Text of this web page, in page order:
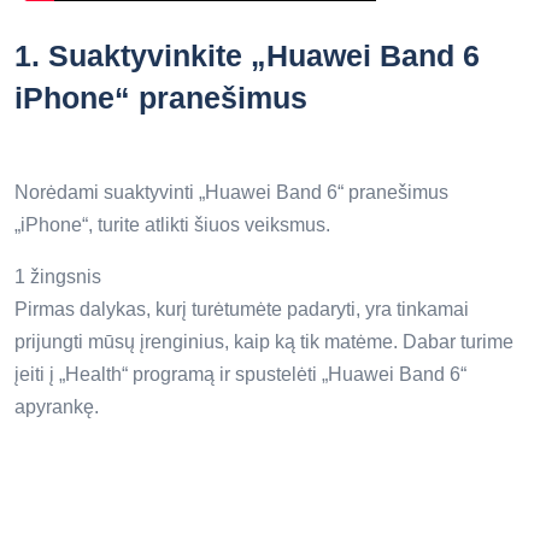
1. Suaktyvinkite „Huawei Band 6
iPhone“ pranešimus
Norėdami suaktyvinti „Huawei Band 6“ pranešimus
„iPhone“, turite atlikti šiuos veiksmus.
1 žingsnis
Pirmas dalykas, kurį turėtumėte padaryti, yra tinkamai
prijungti mūsų įrenginius, kaip ką tik matėme. Dabar turime
įeiti į „Health“ programą ir spustelėti „Huawei Band 6“
apyrankę.